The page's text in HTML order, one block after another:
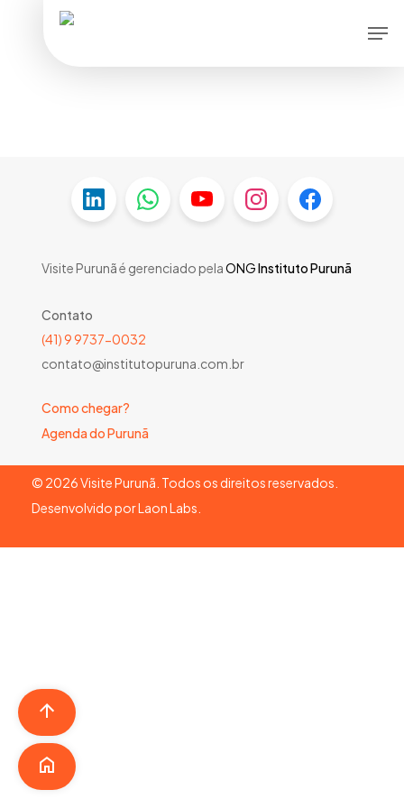
Visite Purunã é gerenciado pelaONGInstituto Purunã
Contato
(41) 9 9737-0032
contato@institutopuruna.com.br
Como chegar?
Agenda do Purunã
© 2026Visite Purunã. Todos os direitos reservados.
Desenvolvido porLaon Labs